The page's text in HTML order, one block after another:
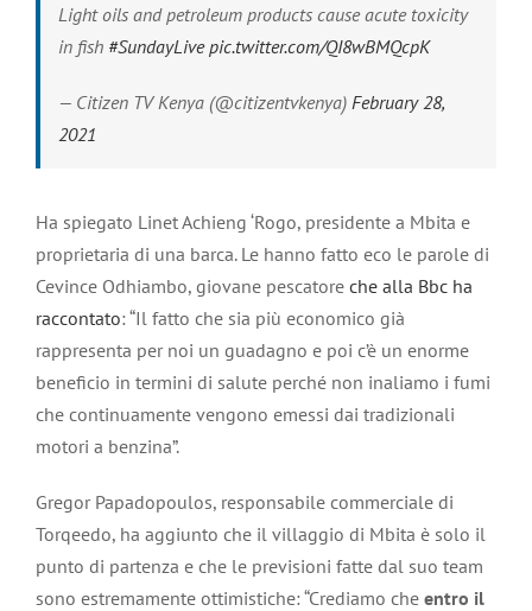
Light oils and petroleum products cause acute toxicity
in fish #SundayLive pic.twitter.com/QI8wBMQcpK
— Citizen TV Kenya (@citizentvkenya) February 28,
2021
Ha spiegato Linet Achieng ‘Rogo, presidente a Mbita e
proprietaria di una barca. Le hanno fatto eco le parole di
Cevince Odhiambo, giovane pescatore che alla Bbc ha
raccontato: “Il fatto che sia più economico già
rappresenta per noi un guadagno e poi c’è un enorme
beneficio in termini di salute perché non inaliamo i fumi
che continuamente vengono emessi dai tradizionali
motori a benzina”.
Gregor Papadopoulos, responsabile commerciale di
Torqeedo, ha aggiunto che il villaggio di Mbita è solo il
punto di partenza e che le previsioni fatte dal suo team
sono estremamente ottimistiche: “Crediamo che entro il